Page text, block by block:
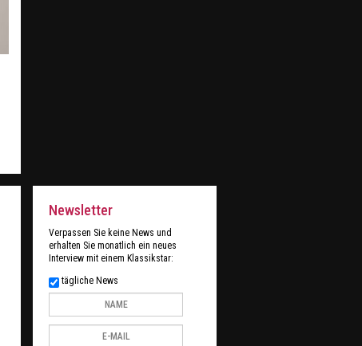
Newsletter
Verpassen Sie keine News und
erhalten Sie monatlich ein neues
Interview mit einem Klassikstar:
tägliche News